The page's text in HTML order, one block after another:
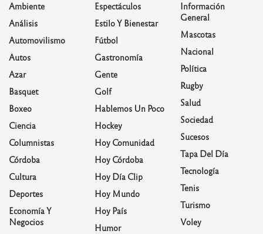
Ambiente
Análisis
Automovilismo
Autos
Azar
Basquet
Boxeo
Ciencia
Columnistas
Córdoba
Cultura
Deportes
Economía Y
Negocios
Espectáculos
Estilo Y Bienestar
Fútbol
Gastronomía
Gente
Golf
Hablemos Un Poco
Hockey
Hoy Comunidad
Hoy Córdoba
Hoy Día Clip
Hoy Mundo
Hoy País
Humor
Información
General
Mascotas
Nacional
Política
Rugby
Salud
Sociedad
Sucesos
Tapa Del Día
Tecnología
Tenis
Turismo
Voley